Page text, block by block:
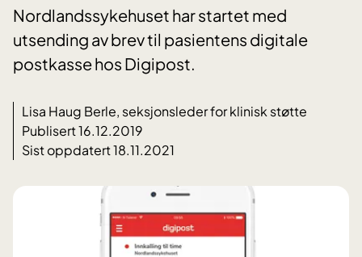
Nordlandssykehuset har startet med
utsending av brev til pasientens digitale
postkasse hos Digipost.
Lisa Haug Berle, seksjonsleder for klinisk støtte
Publisert 16.12.2019
Sist oppdatert 18.11.2021